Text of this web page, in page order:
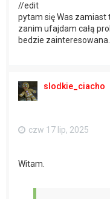
//edit
pytam się Was
zanim ufajdam całą
bedzie zainteresowana..
slodkie_ciacho
czw 17 lip, 2025
Witam.